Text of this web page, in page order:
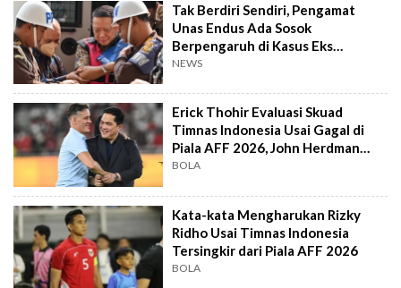
Tak Berdiri Sendiri, Pengamat
Unas Endus Ada Sosok
Berpengaruh di Kasus Eks
Jampidsus
NEWS
Erick Thohir Evaluasi Skuad
Timnas Indonesia Usai Gagal di
Piala AFF 2026, John Herdman
Out?
BOLA
Kata-kata Mengharukan Rizky
Ridho Usai Timnas Indonesia
Tersingkir dari Piala AFF 2026
BOLA